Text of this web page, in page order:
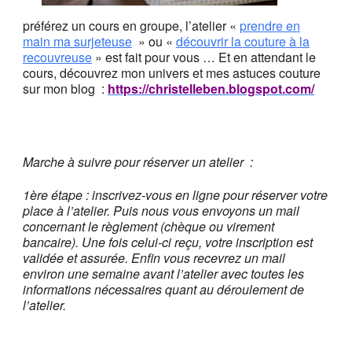
préférez un cours en groupe, l’atelier « prendre en
main ma surjeteuse » ou « découvrir la couture à la
recouvreuse » est fait pour vous … Et en attendant le
cours, découvrez mon univers et mes astuces couture
sur mon blog : https://christelleben.blogspot.com/
Marche à suivre pour réserver un atelier :
1ère étape : inscrivez-vous en ligne pour réserver votre
place à l’atelier. Puis nous vous envoyons un mail
concernant le règlement (chèque ou virement
bancaire). Une fois celui-ci reçu, votre inscription est
validée et assurée. Enfin vous recevrez un mail
environ une semaine avant l’atelier avec toutes les
informations nécessaires quant au déroulement de
l’atelier.